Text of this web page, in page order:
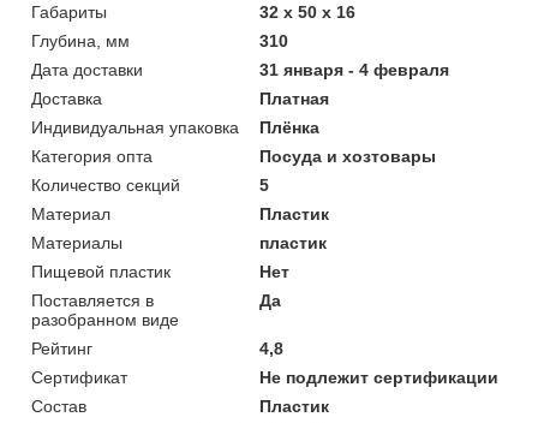
Габариты
32 x 50 x 16
Глубина, мм
310
Дата доставки
31 января - 4 февраля
Доставка
Платная
Индивидуальная упаковка
Плёнка
Категория опта
Посуда и хозтовары
Количество секций
5
Материал
Пластик
Материалы
пластик
Пищевой пластик
Нет
Поставляется в
разобранном виде
Да
Рейтинг
4,8
Сертификат
Не подлежит сертификации
Состав
Пластик